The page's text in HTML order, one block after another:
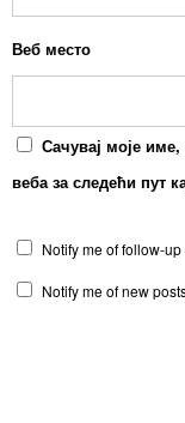
Веб место
Сачувај моје
веба за следећи пут
Notify me of follow-
Notify me of new